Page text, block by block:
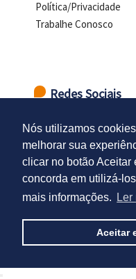
Nós utilizamos
melhorar sua
clicar no botão Aceitar
concorda em utilizá-
mais informações.
Ler
Aceitar
Política/Privacidade
Trabalhe Conosco
Redes Sociais
LOJAS DELTASUL -
CASTELO BRANCO -